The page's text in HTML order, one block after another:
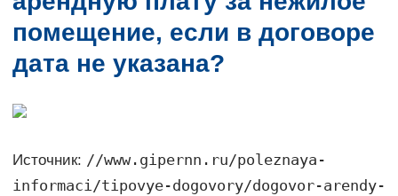
помещение, если в договоре
дата не указана?
Источник: //www.gipernn.ru/poleznaya-
informaci/tipovye-dogovory/dogovor-arendy-